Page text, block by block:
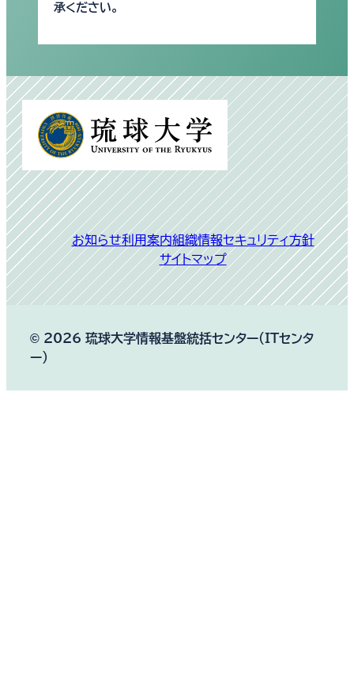
承ください。
ン
ド
ウ
で
開
く
お知らせ利用案内組織情報セキュリティ方針
サイトマップ
© 2026 琉球大学情報基盤統括センター（ITセンタ
ー）